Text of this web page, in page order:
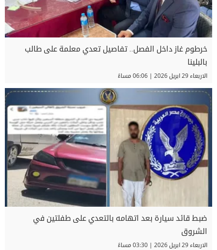
خرطوم غاز داخل الفصل.. تفاصيل تعدي معلمة على طالب
بالبلينا
الاربعاء 29 ابريل 2026 | 06:06 مساءً
ضبط قائد سيارة بعد اتهامه بالتعدي على طفلتين في
الشروق
الاربعاء 29 ابريل 2026 | 03:30 مساءً